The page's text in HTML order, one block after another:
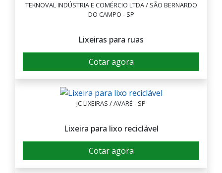
TEKNOVAL INDÚSTRIA E COMÉRCIO LTDA / SÃO BERNARDO
DO CAMPO - SP
Lixeiras para ruas
Cotar agora
JC LIXEIRAS / AVARÉ - SP
Lixeira para lixo reciclável
Cotar agora